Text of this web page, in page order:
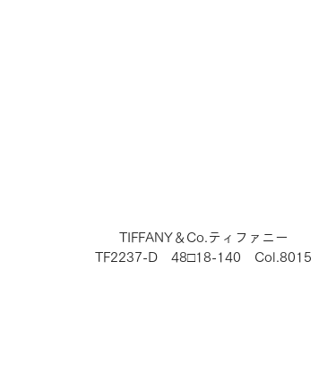
TIFFANY＆Co.ティファニー
TF2237-D　48□18-140　Col.8015